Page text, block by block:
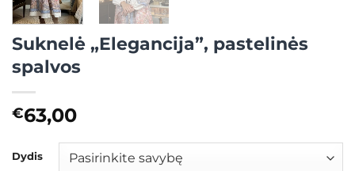
Suknelė „Elegancija”, pastelinės
spalvos
€63,00
Dydis